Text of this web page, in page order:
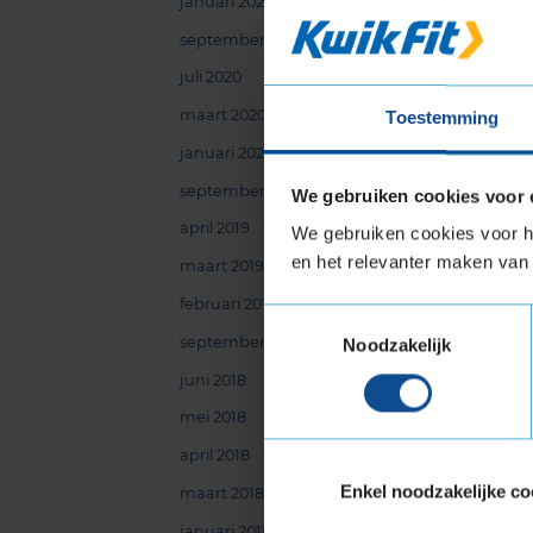
Toestemming
We gebruiken cookies voor
We gebruiken cookies voor
en het relevanter maken
Noodzakelijk
Enkel noodzakelijke
september 2020
juli 2020
maart 2020
januari 2020
september 2019
april 2019
maart 2019
februari 2019
september 2018
juni 2018
mei 2018
april 2018
maart 2018
Dit